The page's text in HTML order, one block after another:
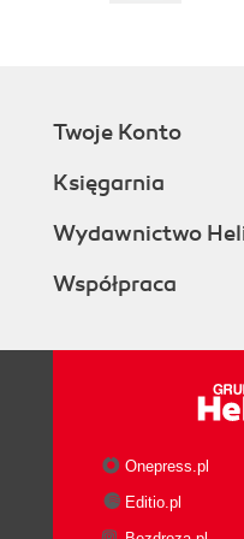
Filling in
How
Twoje Konto
Księgarnia
Wydawnictwo
Współpraca
Onepress.pl
Editio.pl